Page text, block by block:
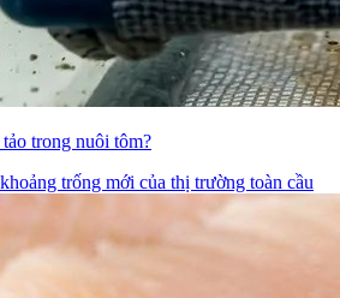
trong nuôi tôm?
trống mới của thị trường toàn cầu